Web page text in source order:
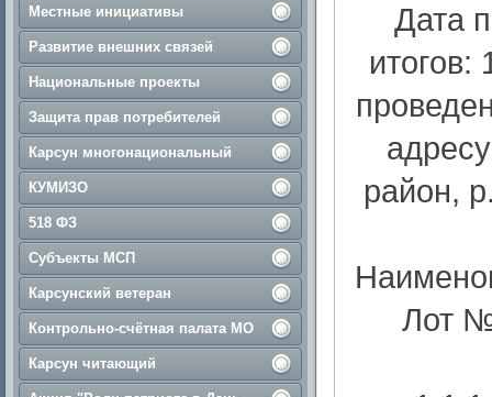
Местные инициативы
Развитие внешних связей
Национальные проекты
Защита прав потребителей
Карсун многонациональный
КУМИЗО
518 ФЗ
Субъекты МСП
Карсунский ветеран
Контрольно-счётная палата МО
Карсун читающий
Дата
итогов:
район,
Лот №